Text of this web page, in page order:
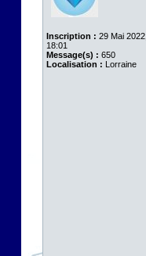
Inscription : 29 Mai 2022,
18:01
Message(s) : 650
Localisation : Lorraine